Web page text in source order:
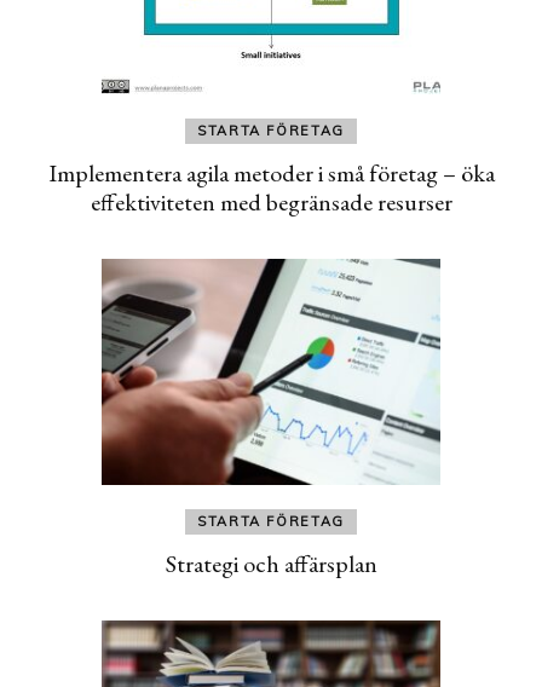
STARTA FÖRETAG
Implementera agila metoder i små företag – öka
effektiviteten med begränsade resurser
STARTA FÖRETAG
Strategi och affärsplan